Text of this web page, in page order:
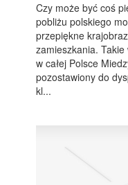
Czy może być coś
pobliżu polskiego
przepiękne
zamieszkania.
w całej Polsce
pozostawiony do
kl...